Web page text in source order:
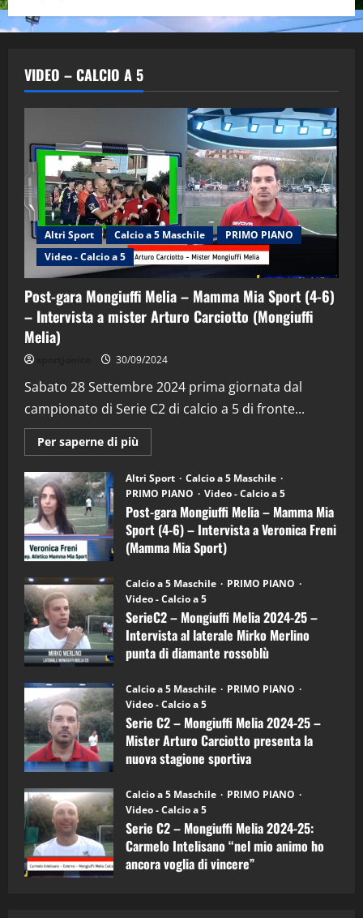
VIDEO – CALCIO A 5
Altri Sport Calcio a 5 Maschile
PRIMO PIANO
Video - Calcio a 5
Post-gara Mongiuffi Melia – Mamma Mia Sport (4-6)
– Intervista a mister Arturo Carciotto (Mongiuffi
Melia)
30/09/2024
Sabato 28 Settembre 2024 prima giornata dal
campionato di Serie C2 di calcio a 5 di fronte...
Per saperne di più
informazioni
Post-
gara
Mongiuffi
Melia
–
Mamma
Mia
Sport
6)
–
Intervista
a
mister
Arturo
Carciotto
(Mongiuffi
Altri Sport
Calcio a 5 Maschile
PRIMO PIANO
Video - Calcio a 5
Post-gara Mongiuffi Melia – Mamma Mia
Sport (4-6) – Intervista a Veronica Freni
(Mamma Mia Sport)
Calcio a 5 Maschile
PRIMO PIANO
Video - Calcio a 5
SerieC2 – Mongiuffi Melia 2024-25 –
Intervista al laterale Mirko Merlino
punta di diamante rossoblù
Calcio a 5 Maschile
PRIMO PIANO
Video - Calcio a 5
Serie C2 – Mongiuffi Melia 2024-25 –
Mister Arturo Carciotto presenta la
nuova stagione sportiva
Calcio a 5 Maschile
PRIMO PIANO
Video - Calcio a 5
Serie C2 – Mongiuffi Melia 2024-25:
Carmelo Intelisano “nel mio animo ho
ancora voglia di vincere”
2
"SportEmpire" in Podcast Sport News
“SportEmpire” in Podcast: 29^ Puntata
(Martedi 28 Aprile 2026)
28/04/2026
3
“SportEmpire” in Podcast: 28^ Puntata
(Martedi 21 Aprile 2026)
21/04/2026
4
"SportEmpire" in Podcast
“SportEmpire” in Podcast: 27^ Puntata
(Martedi 14 Aprile 2026)
15/04/2026
5
“SportEmpire” in Podcast: 26^ Puntata
(Martedi 07 Aprile 2026)
08/04/2026
1
“SportEmpire” in Podcast: 30^ Puntata
(Martedi 05 Maggio 2026)
08/05/2026
2
“SportEmpire” in Podcast: 29^ Puntata
(Martedi 28 Aprile 2026)
28/04/2026